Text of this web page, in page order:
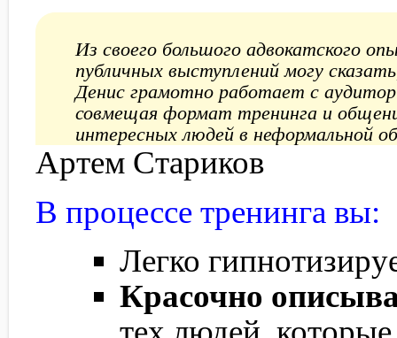
Из своего большого адвокатского
публичных выступлений могу
Денис грамотно работает с
совмещая формат тренинга и
интересных людей в неформальной
Артем Стариков
В процессе тренинга вы:
Легко
Красочно